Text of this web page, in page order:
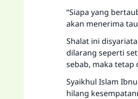
“Siapa yang
akan menerima
Shalat ini
dilarang seperti
sebab, maka tetap
Syaikhul Islam
hilang